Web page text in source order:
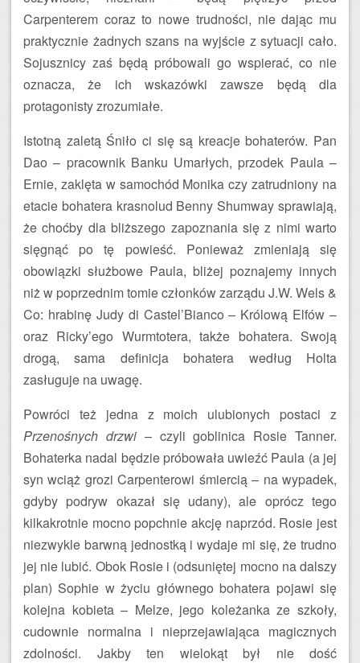
Carpenterem coraz to nowe trudności, nie dając mu
praktycznie żadnych szans na wyjście z sytuacji cało.
Sojusznicy zaś będą próbowali go wspierać, co nie
oznacza, że ich wskazówki zawsze będą dla
protagonisty zrozumiałe.
Istotną zaletą Śniło ci się są kreacje bohaterów. Pan
Dao – pracownik Banku Umarłych, przodek Paula –
Ernie, zaklęta w samochód Monika czy zatrudniony na
etacie bohatera krasnolud Benny Shumway sprawiają,
że choćby dla bliższego zapoznania się z nimi warto
sięgnąć po tę powieść. Ponieważ zmieniają się
obowiązki służbowe Paula, bliżej poznajemy innych
niż w poprzednim tomie członków zarządu J.W. Wels &
Co: hrabinę Judy di Castel’Bianco – Królową Elfów –
oraz Ricky’ego Wurmtotera, także bohatera. Swoją
drogą, sama definicja bohatera według Holta
zasługuje na uwagę.
Powróci też jedna z moich ulubionych postaci z
Przenośnych drzwi– czyli goblinica Rosie Tanner.
Bohaterka nadal będzie próbowała uwieźć Paula (a jej
syn wciąż grozi Carpenterowi śmiercią – na wypadek,
gdyby podryw okazał się udany), ale oprócz tego
kilkakrotnie mocno popchnie akcję naprzód. Rosie jest
niezwykle barwną jednostką i wydaje mi się, że trudno
jej nie lubić. Obok Rosie i (odsuniętej mocno na dalszy
plan) Sophie w życiu głównego bohatera pojawi się
kolejna kobieta – Melze, jego koleżanka ze szkoły,
cudownie normalna i nieprzejawiająca magicznych
zdolności. Jakby ten wielokąt był nie dość